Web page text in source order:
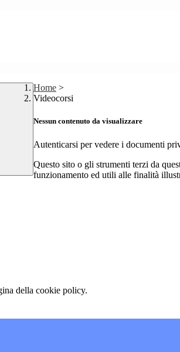
Home >
Videocorsi
Nessun contenuto da visualizzare
Autenticarsi per vedere i documenti
Questo sito o gli strumenti terzi da
funzionamento ed utili alle finalità
della cookie policy.